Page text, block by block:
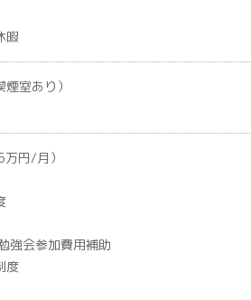
暇
室あり）
円/月）
強会参加費用補助
度